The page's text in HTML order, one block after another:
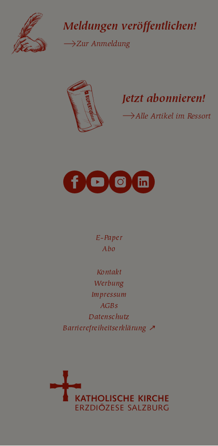
Meldungen veröffentlichen!
Zur Anmeldung
Jetzt abonnieren!
Alle Artikel im Ressort
E-Paper
Abo
Kontakt
Werbung
Impressum
AGBs
Datenschutz
Barrierefreiheitserklärung ↗